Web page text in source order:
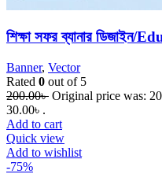
শিক্ষা সফর ব্যানার
Banner, Vector
Rated 0 out of 5
200.00৳ Original price was:
30.00৳ .
Add to cart
Quick view
Add to wishlist
-75%